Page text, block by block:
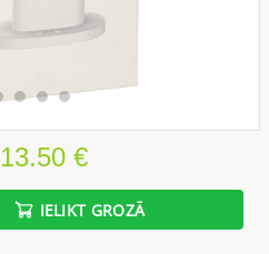
13.50 €
IELIKT GROZĀ